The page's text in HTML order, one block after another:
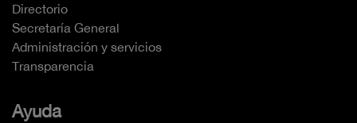
Directorio
Secretaría General
Administración y servicios
Transparencia
Ayuda